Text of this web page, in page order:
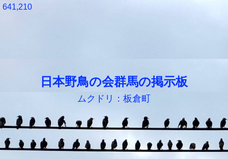
日本野鳥の会群馬の掲示板
ムクドリ：板倉町
641,210